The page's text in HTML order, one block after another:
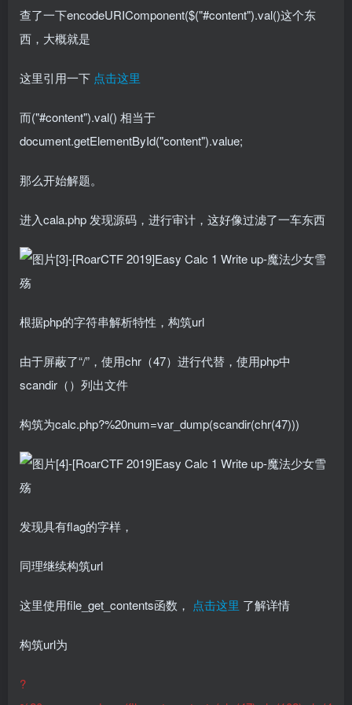
查了一下encodeURIComponent($("#content").val()这个东
西，大概就是
这里引用一下 点击这里
而("#content").val() 相当于
document.getElementById("content").value;
那么开始解题。
进入cala.php 发现源码，进行审计，这好像过滤了一车东西
根据php的字符串解析特性，构筑url
由于屏蔽了“/”，使用chr（47）进行代替，使用php中
scandir（）列出文件
构筑为calc.php?%20num=var_dump(scandir(chr(47)))
发现具有flag的字样，
同理继续构筑url
这里使用file_get_contents函数， 点击这里 了解详情
构筑url为
?